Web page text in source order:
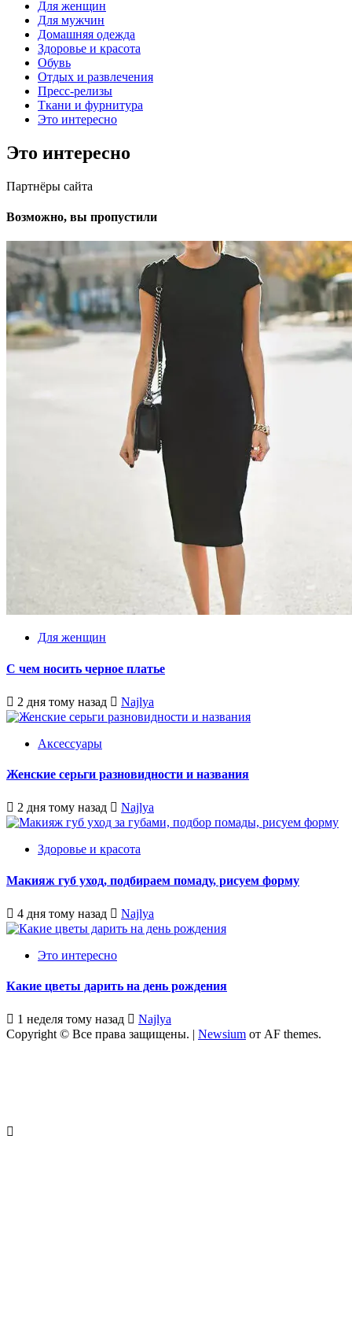
Для женщин
Для мужчин
Домашняя одежда
Здоровье и красота
Обувь
Отдых и развлечения
Пресс-релизы
Ткани и фурнитура
Это интересно
Это интересно
Партнёры сайта
Возможно, вы пропустили
Для женщин
С чем носить черное платье
2 дня тому назад Najlya
Аксессуары
Женские серьги разновидности и названия
2 дня тому назад Najlya
Здоровье и красота
Макияж губ уход, подбираем помаду, рисуем форму
4 дня тому назад Najlya
Это интересно
Какие цветы дарить на день рождения
1 неделя тому назад
Najlya
Copyright © Все права защищены. | Newsium от AF themes.